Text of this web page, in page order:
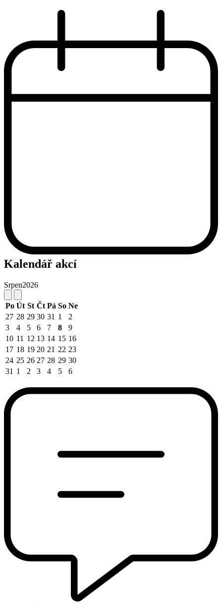
Kalendář akcí
Srpen2026
Po Út St Čt Pá So Ne
27 28 29 30 31 1
2
3
4 5 6 7 8
9
10 11 12 13 14 15 16
17 18 19 20 21 22 23
24 25 26 27 28 29 30
31 1 2 3 4 5 6